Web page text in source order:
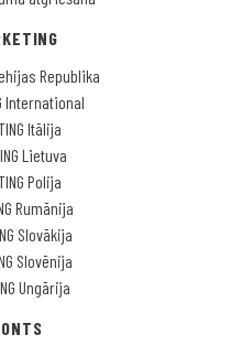
Republika
International
Itālija
Lietuva
Polija
Rumānija
Slovākija
Slovēnija
Ungārija